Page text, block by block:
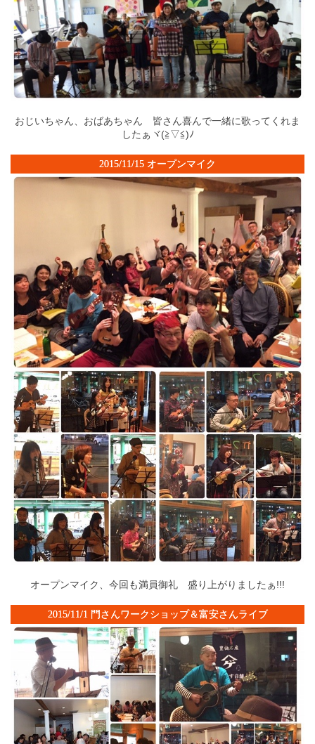
おじいちゃん、おばあちゃん 皆さん喜んで一緒に歌ってくれま
したぁヾ(≧▽≦)ﾉ
2015/11/15 オープンマイク
オープンマイク、今回も満員御礼 盛り上がりましたぁ!!!
2015/11/1 門さんワークショップ＆富安さんライブ